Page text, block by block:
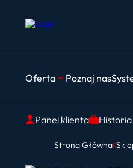
Oferta Poznaj nas
Panel klienta
Strona Główna